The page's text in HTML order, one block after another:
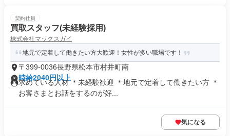
契約社員
買取スタッフ(未経験採用)
株式会社マックスガイ
地元で定着して働きたい方大歓迎！女性が多い職場です！
〒399-0036長野県松本市村井町南
時給2040円以上
求めている人材 ＊未経験歓迎 ＊地元で定着して働きたい方 ＊
お客さまとお話をするのが好...
気になる